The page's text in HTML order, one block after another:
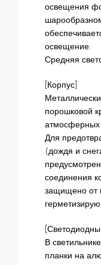
освещения
освещение.
Средняя
[Корпус]
порошковой
атмосферных
Для
(дождя и
соединения
защищено от
В
планки на